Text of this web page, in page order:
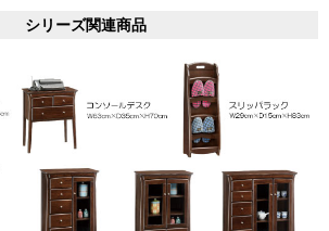
シリーズ関連商品